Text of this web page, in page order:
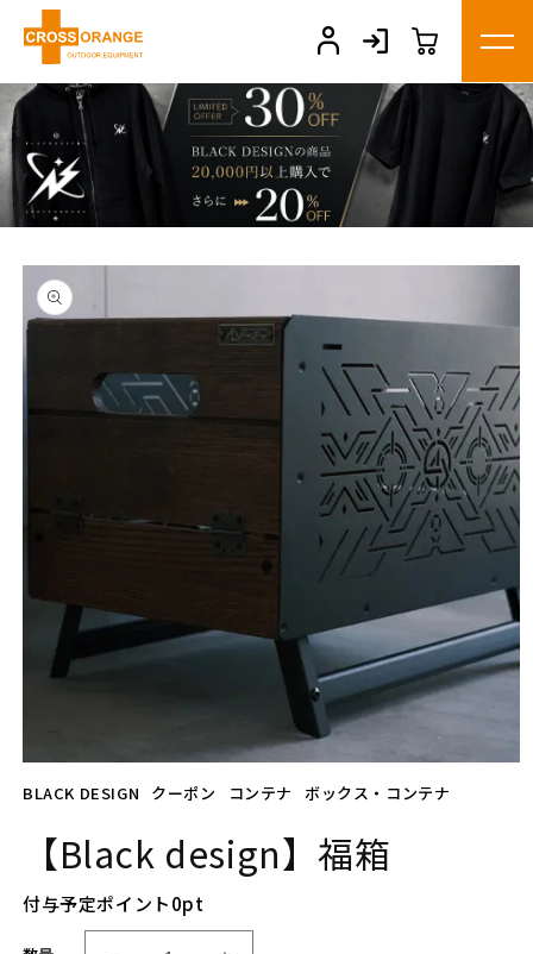
ンツに
進む
商品情
報にス
キップ
ー
デ
BLACK DESIGN クーポン コンテナ ボックス・コンテナ
【Black design】福箱
付与予定ポイント0pt